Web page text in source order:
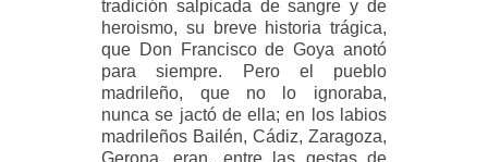
tradición salpicada de sangre y de
heroismo, su breve historia trágica,
que Don Francisco de Goya anotó
para siempre. Pero el pueblo
madrileño, que no lo ignoraba,
nunca se jactó de ella; en los labios
madrileños Bailén, Cádiz, Zaragoza,
Gerona, eran, entre las gestas de